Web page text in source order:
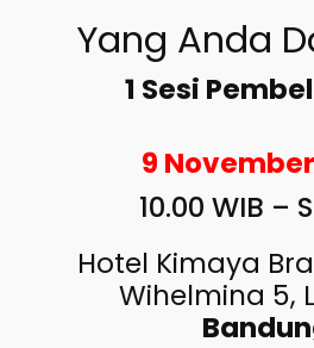
Yang Anda
1 Sesi
9
10.00 WIB –
Hotel Kimaya
Wihelmina 5,